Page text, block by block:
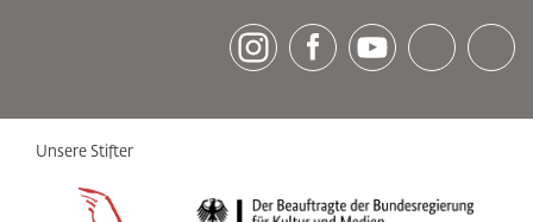
[socialLinksTitle]
Unsere Stifter